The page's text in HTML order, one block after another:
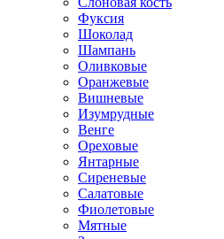
Фуксия
Шоколад
Шампань
Оливковые
Оранжевые
Вишневые
Изумрудные
Венге
Ореховые
Янтарные
Сиреневые
Салатовые
Фиолетовые
Мятные